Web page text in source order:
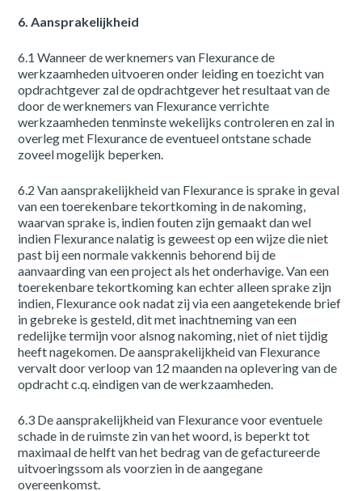
6. Aansprakelijkheid
6.1 Wanneer de werknemers van Flexurance de
werkzaamheden uitvoeren onder leiding en toezicht van
opdrachtgever zal de opdrachtgever het resultaat van de
door de werknemers van Flexurance verrichte
werkzaamheden tenminste wekelijks controleren en zal in
overleg met Flexurance de eventueel ontstane schade
zoveel mogelijk beperken.
6.2 Van aansprakelijkheid van Flexurance is sprake in geval
van een toerekenbare tekortkoming in de nakoming,
waarvan sprake is, indien fouten zijn gemaakt dan wel
indien Flexurance nalatig is geweest op een wijze die niet
past bij een normale vakkennis behorend bij de
aanvaarding van een project als het onderhavige. Van een
toerekenbare tekortkoming kan echter alleen sprake zijn
indien, Flexurance ook nadat zij via een aangetekende brief
in gebreke is gesteld, dit met inachtneming van een
redelijke termijn voor alsnog nakoming, niet of niet tijdig
heeft nagekomen. De aansprakelijkheid van Flexurance
vervalt door verloop van 12 maanden na oplevering van de
opdracht c.q. eindigen van de werkzaamheden.
6.3 De aansprakelijkheid van Flexurance voor eventuele
schade in de ruimste zin van het woord, is beperkt tot
maximaal de helft van het bedrag van de gefactureerde
uitvoeringssom als voorzien in de aangegane
overeenkomst.